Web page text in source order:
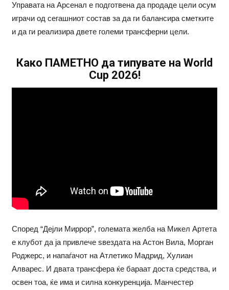
Управата на Арсенал е подготвена да продаде цели осум
играчи од сегашниот состав за да ги балансира сметките
и да ги реализира двете големи трансферни цели.
Како ПАМЕТНО да типувате на World
Cup 2026!
Според “Дејли Миррор”, големата желба на Микел Артета
е клубот да ја привлече ѕвездата на Астон Вила, Морган
Роджерс, и напаѓачот на Атлетико Мадрид, Хулиан
Алварес. И двата трансфера ќе бараат доста средства, и
освен тоа, ќе има и силна конкуренција. Манчестер